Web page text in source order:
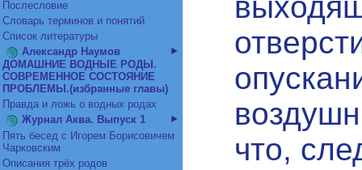
Послесловие
Словарь терминов и понятий
Список литературы
Александр Наумов
ДОМАШНИЕ ВОДНЫЕ РОДЫ.
СОВРЕМЕННОЕ СОСТОЯНИЕ
ПРОБЛЕМЫ.(избранные главы)
Правда и ложь о водных родах
Журнал Аква. Выпуск 1
Пять бесед с Игорем Борисовичем
Чарковским
Описания трёх родов
что,